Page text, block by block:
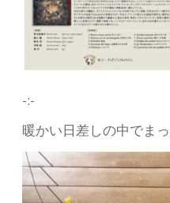
-:-
暖かい日差しの中でま